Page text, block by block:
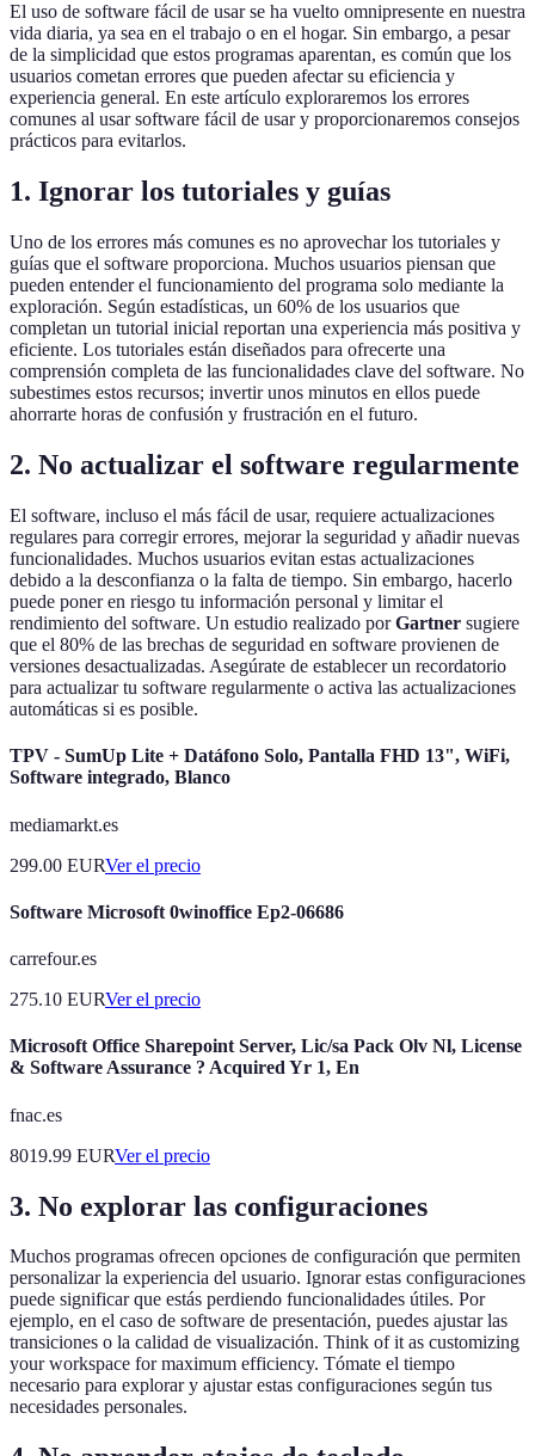
El uso de software fácil de usar se ha vuelto omnipresente en nuestra
vida diaria, ya sea en el trabajo o en el hogar. Sin embargo, a pesar
de la simplicidad que estos programas aparentan, es común que los
usuarios cometan errores que pueden afectar su eficiencia y
experiencia general. En este artículo exploraremos los errores
comunes al usar software fácil de usar y proporcionaremos consejos
prácticos para evitarlos.
1. Ignorar los tutoriales y guías
Uno de los errores más comunes es no aprovechar los tutoriales y
guías que el software proporciona. Muchos usuarios piensan que
pueden entender el funcionamiento del programa solo mediante la
exploración. Según estadísticas, un 60% de los usuarios que
completan un tutorial inicial reportan una experiencia más positiva y
eficiente. Los tutoriales están diseñados para ofrecerte una
comprensión completa de las funcionalidades clave del software. No
subestimes estos recursos; invertir unos minutos en ellos puede
ahorrarte horas de confusión y frustración en el futuro.
2. No actualizar el software regularmente
El software, incluso el más fácil de usar, requiere actualizaciones
regulares para corregir errores, mejorar la seguridad y añadir nuevas
funcionalidades. Muchos usuarios evitan estas actualizaciones
debido a la desconfianza o la falta de tiempo. Sin embargo, hacerlo
puede poner en riesgo tu información personal y limitar el
rendimiento del software. Un estudio realizado porGartner sugiere
que el 80% de las brechas de seguridad en software provienen de
versiones desactualizadas. Asegúrate de establecer un recordatorio
para actualizar tu software regularmente o activa las actualizaciones
automáticas si es posible.
TPV - SumUp Lite + Datáfono Solo, Pantalla FHD 13", WiFi,
Software integrado, Blanco
mediamarkt.es
299.00 EURVer el precio
Software Microsoft 0winoffice Ep2-06686
carrefour.es
275.10 EURVer el precio
Microsoft Office Sharepoint Server, Lic/sa Pack Olv Nl, License
& Software Assurance ? Acquired Yr 1, En
fnac.es
8019.99 EURVer el precio
3. No explorar las configuraciones
Muchos programas ofrecen opciones de configuración que permiten
personalizar la experiencia del usuario. Ignorar estas configuraciones
puede significar que estás perdiendo funcionalidades útiles. Por
ejemplo, en el caso de software de presentación, puedes ajustar las
transiciones o la calidad de visualización. Think of it as customizing
your workspace for maximum efficiency. Tómate el tiempo
necesario para explorar y ajustar estas configuraciones según tus
necesidades personales.